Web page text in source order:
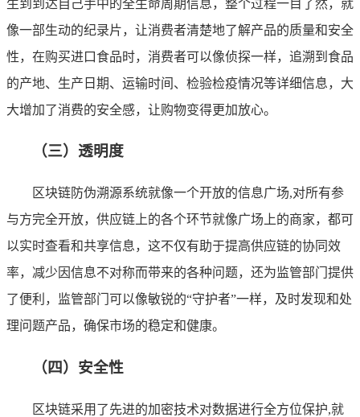
生到到达自己手中的全生命周期信息，整个过程一目了然，就
像一部生动的纪录片，让消费者清楚地了解产品的质量和安全
性，在购买进口食品时，消费者可以像侦探一样，追溯到食品
的产地、生产日期、运输时间、检验检疫情况等详细信息，大
大增加了消费的安全感，让购物变得更加放心。
（三）透明度
区块链防伪溯源系统就像一个开放的信息广场,对所有参
与方完全开放，供应链上的各个环节就像广场上的商家，都可
以实时查看和共享信息，这不仅有助于提高供应链的协同效
率，减少因信息不对称而带来的各种问题，还为监管部门提供
了便利，监管部门可以像敏锐的“守护者”一样，及时发现和处
理问题产品，确保市场的稳定和健康。
（四）安全性
区块链采用了先进的加密技术对数据进行全方位保护,就